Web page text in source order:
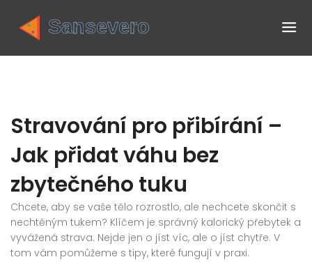
Stravování pro přibírání –
Jak přidat váhu bez
zbytečného tuku
Chcete, aby se vaše tělo rozrostlo, ale nechcete skončit s
nechtěným tukem? Klíčem je správný kalorický přebytek a
vyvážená strava. Nejde jen o jíst víc, ale o jíst chytře. V
tom vám pomůžeme s tipy, které fungují v praxi.